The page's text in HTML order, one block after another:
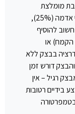
מומלצת
כוללת: קמח אורז לבן (50%), עמילן תפוחי אדמה (25%),
(15%) וקמח שקדים (10%). חשוב להוסיף
(1% ממשקל הקמח) או
ההידרציה בבצק ללא
להיות גבוהה יותר (70-75%), והבצק דורש זמן
רגיל – אין
בידיים רטובות
בטמפרטורה